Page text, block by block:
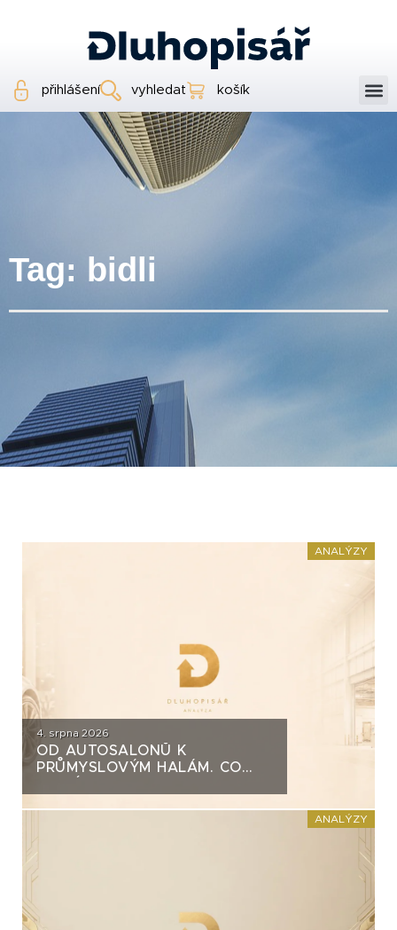
přihlášení vyhledat košík
Tag: bidli
ANALÝZY
4. srpna 2026
OD AUTOSALONŮ K
PRŮMYSLOVÝM HALÁM. CO
ANALÝZY